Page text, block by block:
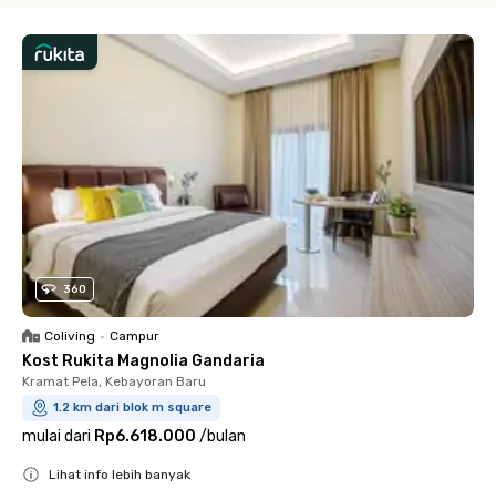
360
Coliving • Campur
Kost Rukita Magnolia Gandaria
Kramat Pela, Kebayoran Baru
1.2 km dari blok m square
mulai dari Rp6.618.000 /bulan
Lihat info lebih banyak